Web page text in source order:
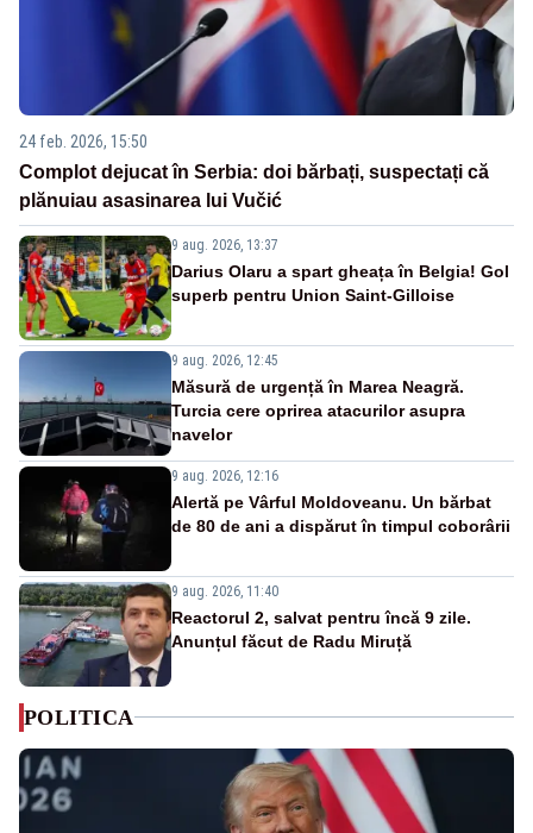
24 feb. 2026, 15:50
Complot dejucat în Serbia: doi bărbați, suspectați că
plănuiau asasinarea lui Vučić
9 aug. 2026, 13:37
Darius Olaru a spart gheața în Belgia! Gol
superb pentru Union Saint-Gilloise
9 aug. 2026, 12:45
Măsură de urgență în Marea Neagră.
Turcia cere oprirea atacurilor asupra
navelor
9 aug. 2026, 12:16
Alertă pe Vârful Moldoveanu. Un bărbat
de 80 de ani a dispărut în timpul coborârii
9 aug. 2026, 11:40
Reactorul 2, salvat pentru încă 9 zile.
Anunțul făcut de Radu Miruță
POLITICA